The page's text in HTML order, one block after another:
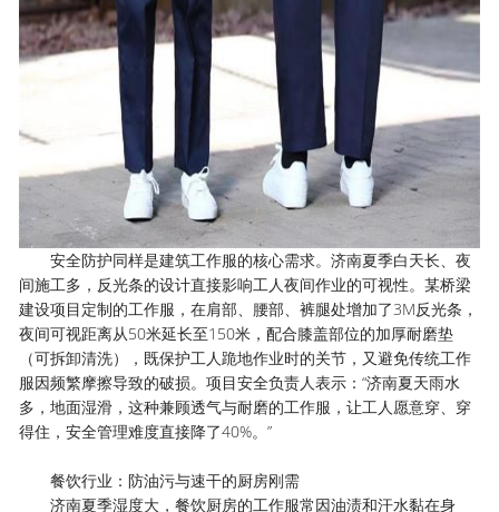
安全防护同样是建筑工作服的核心需求。济南夏季白天长、夜
间施工多，反光条的设计直接影响工人夜间作业的可视性。某桥梁
建设项目定制的工作服，在肩部、腰部、裤腿处增加了3M反光条，
夜间可视距离从50米延长至150米，配合膝盖部位的加厚耐磨垫
（可拆卸清洗），既保护工人跪地作业时的关节，又避免传统工作
服因频繁摩擦导致的破损。项目安全负责人表示：“济南夏天雨水
多，地面湿滑，这种兼顾透气与耐磨的工作服，让工人愿意穿、穿
得住，安全管理难度直接降了40%。”
餐饮行业：防油污与速干的厨房刚需
济南夏季湿度大，餐饮厨房的工作服常因油渍和汗水黏在身